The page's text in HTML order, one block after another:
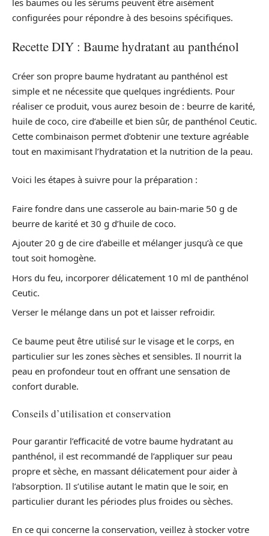
configurées pour répondre à des besoins spécifiques.
Recette DIY : Baume hydratant au panthénol
Créer son propre baume hydratant au panthénol est
simple et ne nécessite que quelques ingrédients. Pour
réaliser ce produit, vous aurez besoin de : beurre de karité,
huile de coco, cire d’abeille et bien sûr, de panthénol Ceutic.
Cette combinaison permet d’obtenir une texture agréable
tout en maximisant l’hydratation et la nutrition de la peau.
Voici les étapes à suivre pour la préparation :
Faire fondre dans une casserole au bain-marie 50 g de
beurre de karité et 30 g d’huile de coco.
Ajouter 20 g de cire d’abeille et mélanger jusqu’à ce que
tout soit homogène.
Hors du feu, incorporer délicatement 10 ml de panthénol
Ceutic.
Verser le mélange dans un pot et laisser refroidir.
Ce baume peut être utilisé sur le visage et le corps, en
particulier sur les zones sèches et sensibles. Il nourrit la
peau en profondeur tout en offrant une sensation de
confort durable.
Conseils d’utilisation et conservation
Pour garantir l’efficacité de votre baume hydratant au
panthénol, il est recommandé de l’appliquer sur peau
propre et sèche, en massant délicatement pour aider à
l’absorption. Il s’utilise autant le matin que le soir, en
particulier durant les périodes plus froides ou sèches.
En ce qui concerne la conservation, veillez à stocker votre